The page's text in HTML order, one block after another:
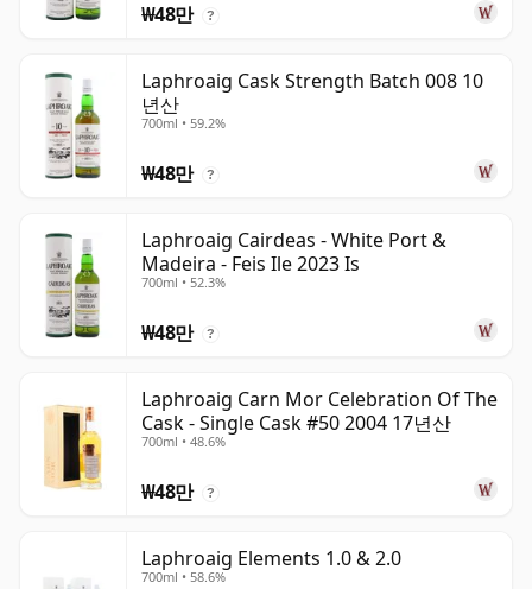
₩48만 ?
Laphroaig Cask Strength Batch 008 10
년산
700ml • 59.2%
₩48만 ?
Laphroaig Cairdeas - White Port &
Madeira - Feis Ile 2023 Is
700ml • 52.3%
₩48만 ?
Laphroaig Carn Mor Celebration Of The
Cask - Single Cask #50 2004 17년산
700ml • 48.6%
₩48만 ?
Laphroaig Elements 1.0 & 2.0
700ml • 58.6%